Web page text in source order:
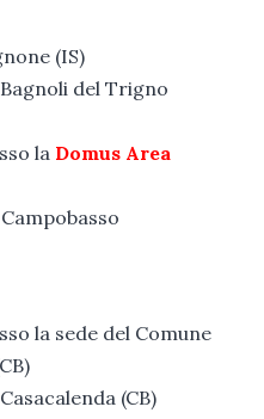
(IS)
del Trigno
la Domus Area
la sede del Comune
(CB)